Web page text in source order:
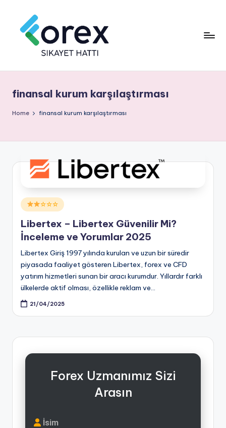
finansal kurum karşılaştırması
Home finansal kurum karşılaştırması
Posted
in
☆☆☆
Libertex – Libertex Güvenilir Mi?
İnceleme ve Yorumlar 2025
Libertex Giriş 1997 yılında kurulan ve uzun bir süredir
piyasada faaliyet gösteren Libertex, forex ve CFD
yatırım hizmetleri sunan bir aracı kurumdur. Yıllardır farklı
ülkelerde aktif olması, özellikle reklam ve…
21/04/2025
Forex Uzmanımız Sizi
Arasın
İsim